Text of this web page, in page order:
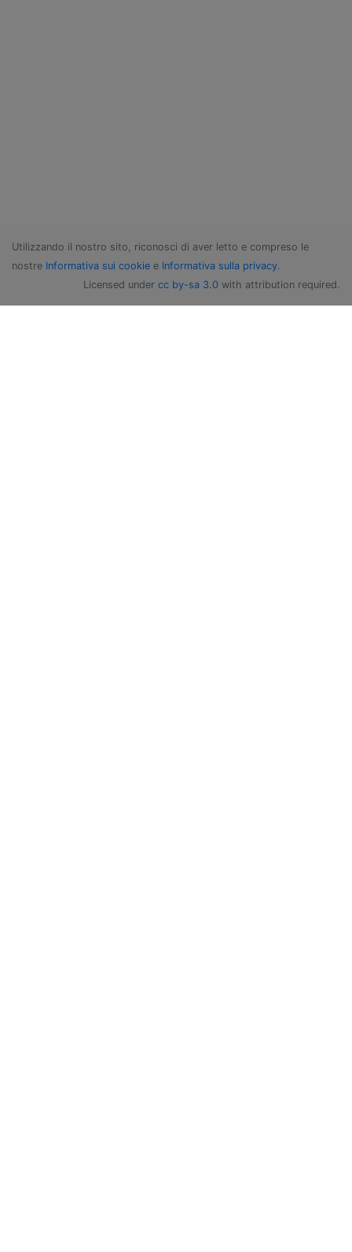
Utilizzando il nostro sito, riconosci di aver letto e compreso le
nostre Informativa sui cookie e Informativa sulla privacy.
Licensed under cc by-sa 3.0 with attribution required.